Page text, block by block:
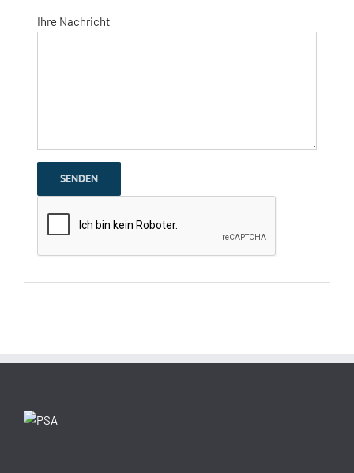
Ihre Nachricht